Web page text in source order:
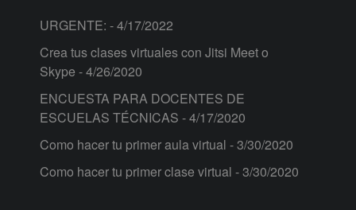
URGENTE: - 4/17/2022
Crea tus clases virtuales con Jitsi Meet o
Skype - 4/26/2020
ENCUESTA PARA DOCENTES DE
ESCUELAS TÉCNICAS - 4/17/2020
Como hacer tu primer aula virtual - 3/30/2020
Como hacer tu primer clase virtual - 3/30/2020